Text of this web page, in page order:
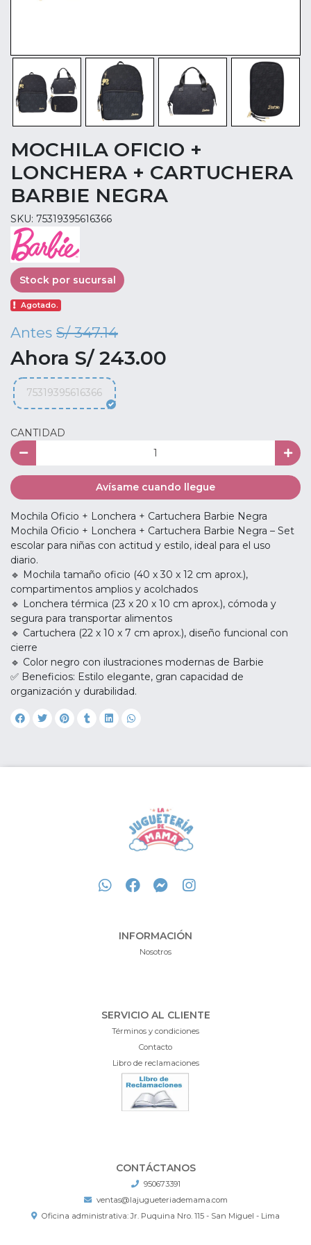
MOCHILA OFICIO +
LONCHERA + CARTUCHERA
BARBIE NEGRA
SKU: 75319395616366
Stock por sucursal
Agotado.
Antes S/ 347.14
Ahora S/ 243.00
75319395616366
CANTIDAD
Avísame cuando llegue
Mochila Oficio + Lonchera + Cartuchera Barbie Negra
Mochila Oficio + Lonchera + Cartuchera Barbie Negra – Set
escolar para niñas con actitud y estilo, ideal para el uso
diario.
🔹 Mochila tamaño oficio (40 x 30 x 12 cm aprox.),
compartimentos amplios y acolchados
🔹 Lonchera térmica (23 x 20 x 10 cm aprox.), cómoda y
segura para transportar alimentos
🔹 Cartuchera (22 x 10 x 7 cm aprox.), diseño funcional con
cierre
🔹 Color negro con ilustraciones modernas de Barbie
✅ Beneficios: Estilo elegante, gran capacidad de
organización y durabilidad.
INFORMACIÓN
Nosotros
SERVICIO AL CLIENTE
Términos y condiciones
Contacto
Libro de reclamaciones
CONTÁCTANOS
950673391
ventas@lajugueteriademama.com
Oficina administrativa: Jr. Puquina Nro. 115 - San Miguel - Lima